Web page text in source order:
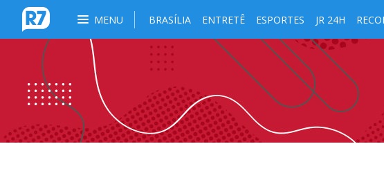
MENU BRASÍLIA ENTRETÊ ESPORTES JR 24H